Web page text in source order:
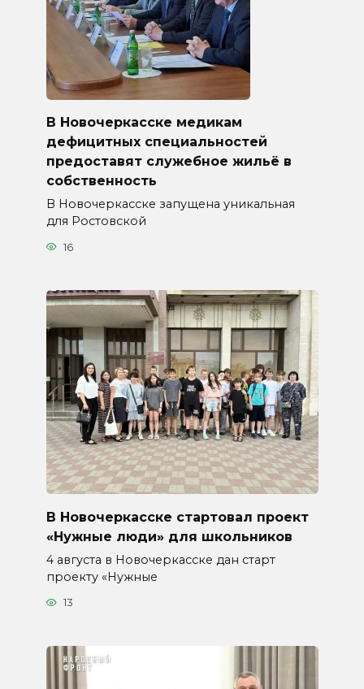
В Новочеркасске медикам
дефицитных специальностей
предоставят служебное жильё в
собственность
В Новочеркасске запущена уникальная
для Ростовской
16
В Новочеркасске стартовал проект
«Нужные люди» для школьников
4 августа в Новочеркасске дан старт
проекту «Нужные
13